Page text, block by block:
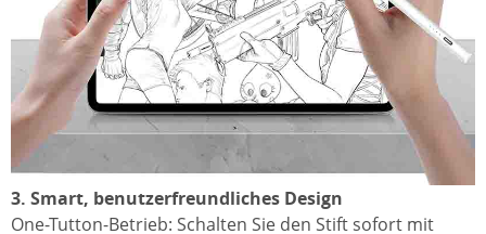
3. Smart, benutzerfreundliches Design
One-Tutton-Betrieb: Schalten Sie den Stift sofort mit